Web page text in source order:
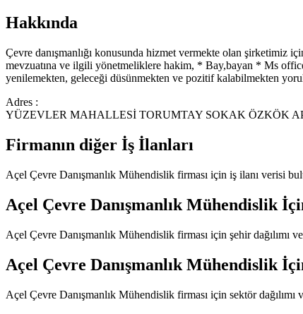
Hakkında
Çevre danışmanlığı konusunda hizmet vermekte olan
mevzuatına ve ilgili yönetmeliklere hakim, * Bay,bayan * Ms
yenilemekten, geleceği düsünmekten ve pozitif kalabilmekten
Adres :
YÜZEVLER MAHALLESİ TORUMTAY SOKAK ÖZKÖK
Firmanın diğer İş İlanları
Açel Çevre Danışmanlık Mühendislik firması için iş ilanı verisi
Açel Çevre Danışmanlık Mühendislik
Açel Çevre Danışmanlık Mühendislik firması için şehir dağılımı
Açel Çevre Danışmanlık Mühendislik
Açel Çevre Danışmanlık Mühendislik firması için sektör dağılımı